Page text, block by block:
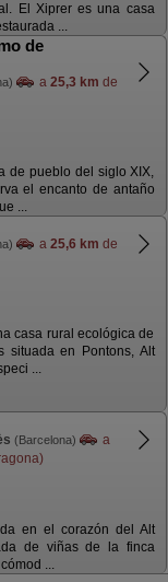
El Xiprer es una casa
...
de
a 25,3 km de
de pueblo del siglo XIX,
el encanto de antaño
...
a 25,6 km de
casa rural ecológica de
situada en Pontons, Alt
...
(Barcelona)
a
en el corazón del Alt
de viñas de la finca
...